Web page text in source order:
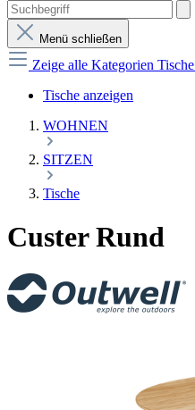
Menü schließen
Zeige alle Kategorien Tische
Tische anzeigen
WOHNEN
SITZEN
Tische
Custer Rund